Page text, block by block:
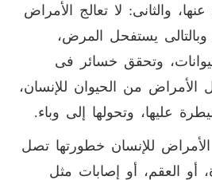
والثانى: لا تعالج الأمراض
وبالتالى يستفحل المرض،
وتحقق خسائر فى
الأمراض من الحيوان للإنسان،
عليها، وتحولها إلى وباء.
للإنسان خطورتها تصل
أو العقم، أو إصابات مثل